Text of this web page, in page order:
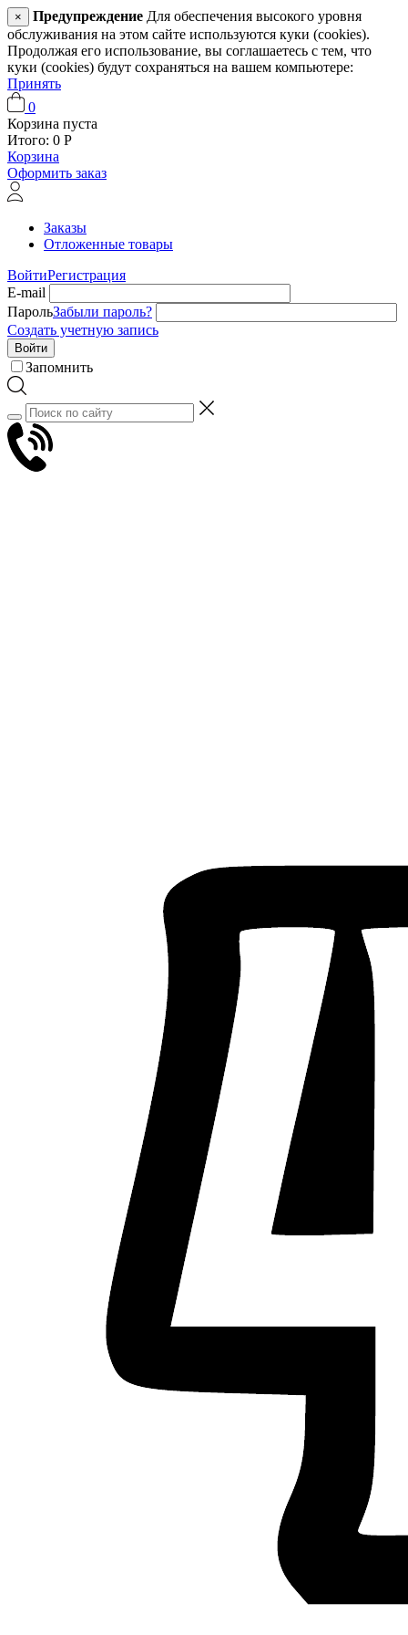
× Предупреждение Для обеспечения высокого уровня
обслуживания на этом сайте используются куки (cookies).
Продолжая его использование, вы соглашаетесь с тем, что
куки (cookies) будут сохраняться на вашем компьютере:
Принять
0
Корзина пуста
Итого: 0 Р
Корзина
Оформить заказ
Заказы
Отложенные товары
ВойтиРегистрация
E-mail
ПарольЗабыли пароль?
Создать учетную запись
Войти
Запомнить